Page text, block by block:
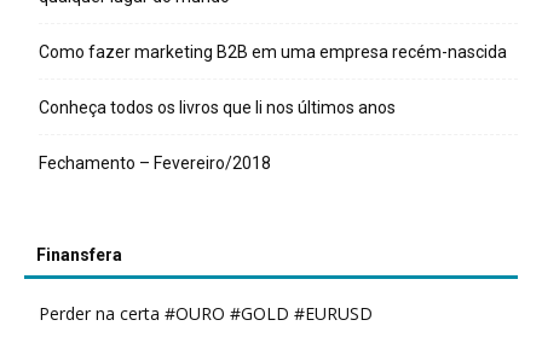
Como fazer marketing B2B em uma empresa recém-nascida
Conheça todos os livros que li nos últimos anos
Fechamento – Fevereiro/2018
Finansfera
Perder na certa #OURO #GOLD #EURUSD